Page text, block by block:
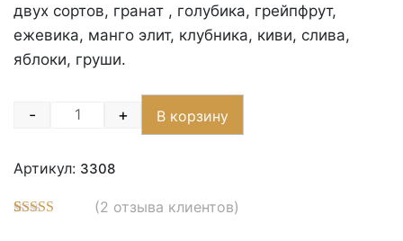
двух сортов, гранат , голубика, грейпфрут,
ежевика, манго элит, клубника, киви, слива,
яблоки, груши.
Quantity
- + В корзину
Артикул: 3308
(2 отзыва клиентов)